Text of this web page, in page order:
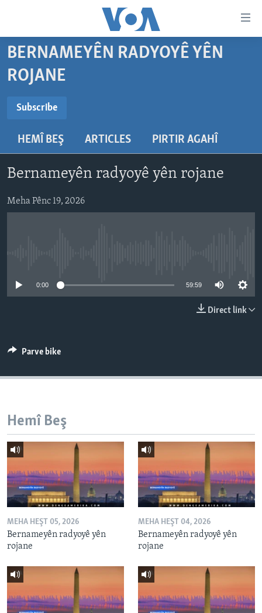
Yekser
here
naveroka
Yekser
Malpera
here
NÛÇE
VÎDYO GALERÎ
HERÊMÊN KURDAN
TIRKÎYE
SÛRÎYE
ÎRAN
SERNIVÎS
Learning English
FOLLOW US
Zimanên Din
BERNAMEYÊN RADYOYÊ YÊN
ROJANE
Subscribe
Navê xwe tomar
HEMÎ BEŞ ARTICLES PIRTIR AGAHÎ
Bernameyên radyoyê yên rojane
Meha Pênc 19, 2026
0:00 59:59
Direct link
Parve bike
Hemî Beş
MEHA HEŞT 05, 2026
Bernameyên radyoyê yên
rojane
MEHA HEŞT 04, 2026
Bernameyên radyoyê yên
rojane